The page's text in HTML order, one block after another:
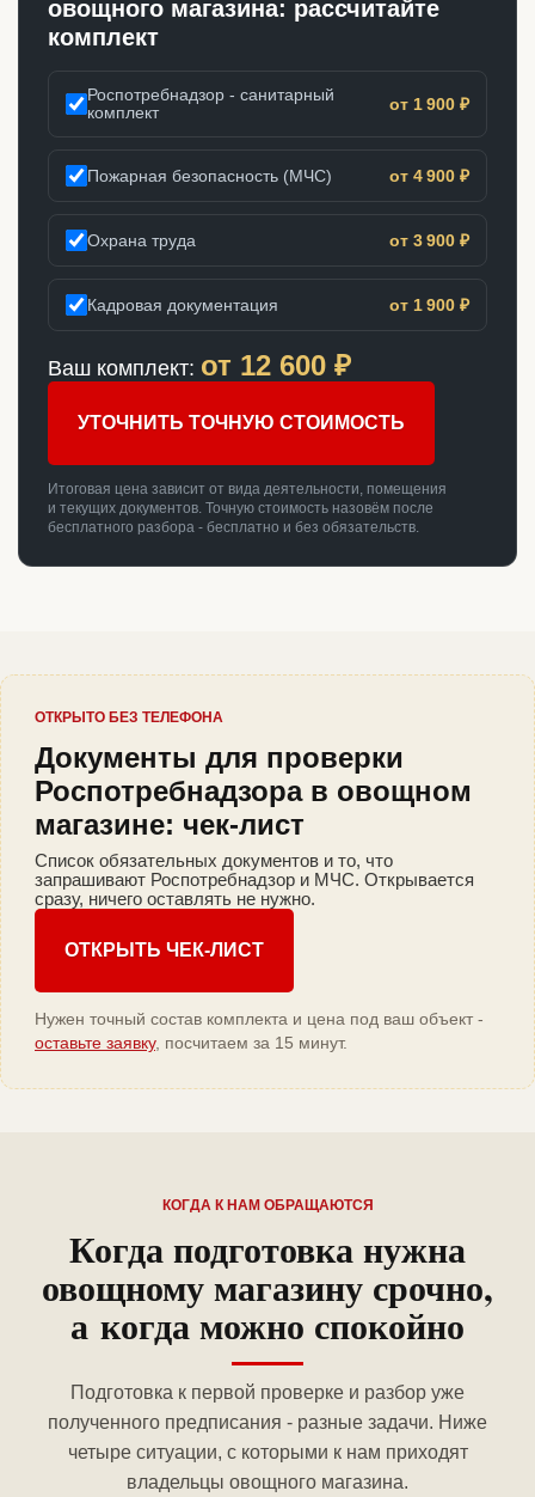
овощного магазина: рассчитайте
комплект
Роспотребнадзор - санитарный
комплект
от 1 900 ₽
Пожарная безопасность (МЧС) от 4 900 ₽
Охрана труда от 3 900 ₽
Кадровая документация от 1 900 ₽
Ваш комплект: от 12 600 ₽
УТОЧНИТЬ ТОЧНУЮ СТОИМОСТЬ
Итоговая цена зависит от вида деятельности, помещения
и текущих документов. Точную стоимость назовём после
бесплатного разбора - бесплатно и без обязательств.
ОТКРЫТО БЕЗ ТЕЛЕФОНА
Документы для проверки
Роспотребнадзора в овощном
магазине: чек-лист
Список обязательных документов и то, что
запрашивают Роспотребнадзор и МЧС. Открывается
сразу, ничего оставлять не нужно.
ОТКРЫТЬ ЧЕК-ЛИСТ
Нужен точный состав комплекта и цена под ваш объект -
оставьте заявку, посчитаем за 15 минут.
КОГДА К НАМ ОБРАЩАЮТСЯ
Когда подготовка нужна
овощному магазину срочно,
а когда можно спокойно
Подготовка к первой проверке и разбор уже
полученного предписания - разные задачи. Ниже
четыре ситуации, с которыми к нам приходят
владельцы овощного магазина.